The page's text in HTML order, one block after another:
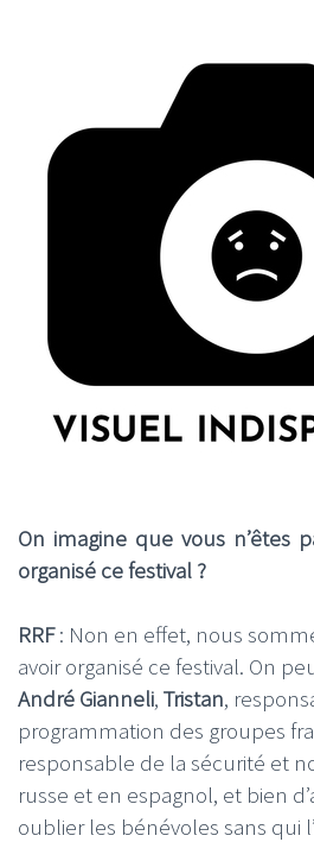
On imagine que vous n’êtes
organisé ce festival ?
RRF: Non en effet, nous
avoir organisé ce festival. On
André Gianneli, Tristan,
programmation des groupes
responsable de la sécurité et
russe et en espagnol, et bien
oublier les bénévoles sans qui